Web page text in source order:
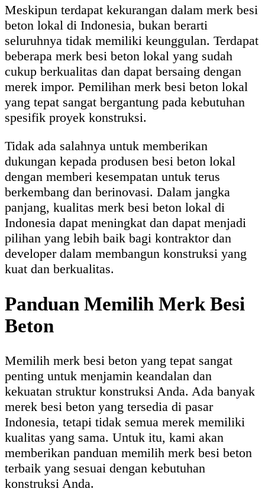
Meskipun terdapat kekurangan dalam merk besi
beton lokal di Indonesia, bukan berarti
seluruhnya tidak memiliki keunggulan. Terdapat
beberapa merk besi beton lokal yang sudah
cukup berkualitas dan dapat bersaing dengan
merek impor. Pemilihan merk besi beton lokal
yang tepat sangat bergantung pada kebutuhan
spesifik proyek konstruksi.
Tidak ada salahnya untuk memberikan
dukungan kepada produsen besi beton lokal
dengan memberi kesempatan untuk terus
berkembang dan berinovasi. Dalam jangka
panjang, kualitas merk besi beton lokal di
Indonesia dapat meningkat dan dapat menjadi
pilihan yang lebih baik bagi kontraktor dan
developer dalam membangun konstruksi yang
kuat dan berkualitas.
Panduan Memilih Merk Besi
Beton
Memilih merk besi beton yang tepat sangat
penting untuk menjamin keandalan dan
kekuatan struktur konstruksi Anda. Ada banyak
merek besi beton yang tersedia di pasar
Indonesia, tetapi tidak semua merek memiliki
kualitas yang sama. Untuk itu, kami akan
memberikan panduan memilih merk besi beton
terbaik yang sesuai dengan kebutuhan
konstruksi Anda.